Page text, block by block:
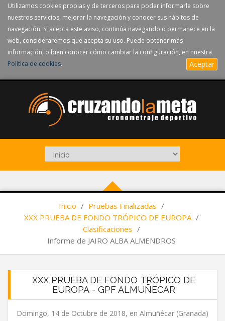
Utilizamos cookies propias y de terceros para poder informarle sobre
nuestros servicios, mejorar la navegación y conocer sus hábitos de
navegación. Si acepta este aviso, continúa navegando o permanece en la
web, consideraremos que acepta su uso. Puede obtener más
información, o bien conocer cómo cambiar la configuración, en nuestra
Política de cookies. Aceptar
Inicio / Pruebas Finalizadas /
XXX PRUEBA DE FONDO TRÓPICO DE EUROPA /
Clasificaciones /
Informe de JAIRO ALBA ALMENDROS
XXX PRUEBA DE FONDO TRÓPICO DE
EUROPA - GPF ALMUÑECAR
Domingo, 14 de Octubre de 2018, en Almuñécar (Granada)